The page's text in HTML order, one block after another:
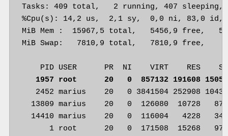
Tasks: 409 total,   2 running, 407 sleeping,
%Cpu(s): 14,2 us,  2,1 sy,  0,0 ni, 83,0
MiB Mem :  15967,5 total,   5456,9 free,
MiB Swap:   7810,9 total,   7810,9 free,
1957 root      20   0  857132 191608
2452 marius    20   0 3841504 252908
13809 marius    20   0  126080  10728
14410 marius    20   0  116004   4228
1 root      20   0  171508  15268